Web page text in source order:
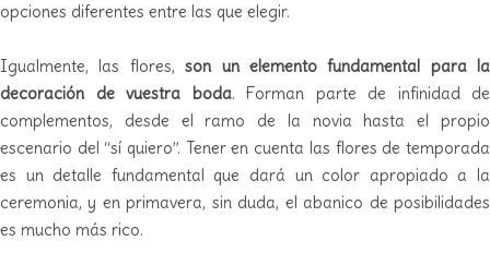
opciones diferentes entre las que elegir.
Igualmente, las flores, son un elemento fundamental para la
decoración de vuestra boda. Forman parte de infinidad de
complementos, desde el ramo de la novia hasta el propio
escenario del “sí quiero”. Tener en cuenta las flores de temporada
es un detalle fundamental que dará un color apropiado a la
ceremonia, y en primavera, sin duda, el abanico de posibilidades
es mucho más rico.